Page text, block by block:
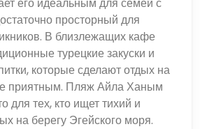
просторный для
В близлежащих кафе
турецкие закуски и
которые сделают отдых на
приятным. Пляж Айла Ханым
для тех, кто ищет тихий и
на берегу Эгейского моря.